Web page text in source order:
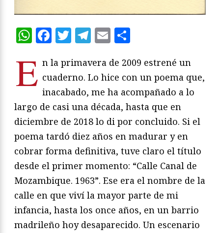
WhatsApp
Facebook
Twitter
Telegram
Email
E n la primavera de 2009 estrené un
cuaderno. Lo hice con un poema que,
inacabado, me ha acompañado a lo
largo de casi una década, hasta que en
diciembre de 2018 lo di por concluido. Si el
poema tardó diez años en madurar y en
cobrar forma definitiva, tuve claro el título
desde el primer momento: “Calle Canal de
Mozambique. 1963”. Ese era el nombre de la
calle en que viví la mayor parte de mi
infancia, hasta los once años, en un barrio
madrileño hoy desaparecido. Un escenario